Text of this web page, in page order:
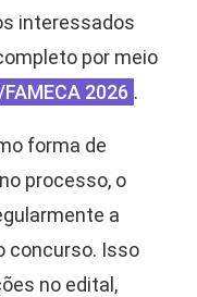
interessados
por meio
2026 .
forma de
processo, o
a
concurso. Isso
no edital,